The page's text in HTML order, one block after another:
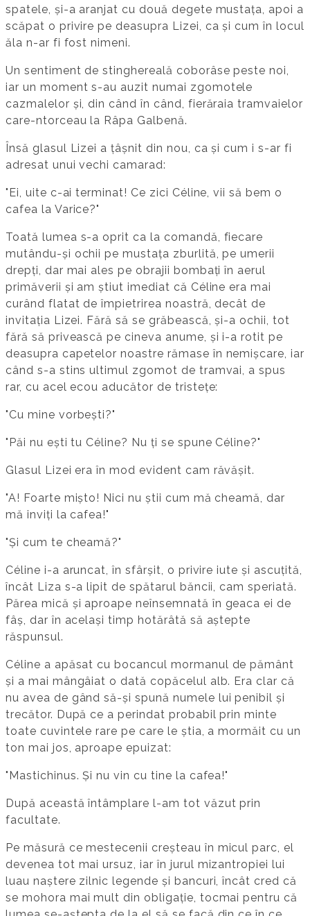
spatele, și-a aranjat cu două degete mustața, apoi a
scăpat o privire pe deasupra Lizei, ca și cum în locul
ăla n-ar fi fost nimeni.
Un sentiment de stinghereală coborâse peste noi,
iar un moment s-au auzit numai zgomotele
cazmalelor și, din când în când, fierăraia tramvaielor
care-ntorceau la Râpa Galbenă.
Însă glasul Lizei a țâșnit din nou, ca și cum i s-ar fi
adresat unui vechi camarad:
"Ei, uite c-ai terminat! Ce zici Céline, vii să bem o
cafea la Varice?"
Toată lumea s-a oprit ca la comandă, fiecare
mutându-și ochii pe mustața zburlită, pe umerii
drepți, dar mai ales pe obrajii bombați în aerul
primăverii și am știut imediat că Céline era mai
curând flatat de împietrirea noastră, decât de
invitația Lizei. Fără să se grăbească, și-a ochii, tot
fără să privească pe cineva anume, și i-a rotit pe
deasupra capetelor noastre rămase în nemișcare, iar
când s-a stins ultimul zgomot de tramvai, a spus
rar, cu acel ecou aducător de tristețe:
"Cu mine vorbești?"
"Păi nu ești tu Céline? Nu ți se spune Céline?"
Glasul Lizei era în mod evident cam răvășit.
"A! Foarte mișto! Nici nu știi cum mă cheamă, dar
mă inviți la cafea!"
"Și cum te cheamă?"
Céline i-a aruncat, în sfârșit, o privire iute și ascuțită,
încât Liza s-a lipit de spătarul băncii, cam speriată.
Părea mică și aproape neînsemnată în geaca ei de
fâș, dar în același timp hotărâtă să aștepte
răspunsul.
Céline a apăsat cu bocancul mormanul de pământ
și a mai mângâiat o dată copăcelul alb. Era clar că
nu avea de gând să-și spună numele lui penibil și
trecător. După ce a perindat probabil prin minte
toate cuvintele rare pe care le știa, a mormăit cu un
ton mai jos, aproape epuizat:
"Mastichinus. Și nu vin cu tine la cafea!"
După această întâmplare l-am tot văzut prin
facultate.
Pe măsură ce mestecenii creșteau în micul parc, el
devenea tot mai ursuz, iar în jurul mizantropiei lui
luau naștere zilnic legende și bancuri, încât cred că
se mohora mai mult din obligație, tocmai pentru că